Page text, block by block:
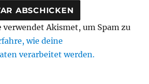
verwendet Akismet, um Spam zu
wie deine
verarbeitet werden.